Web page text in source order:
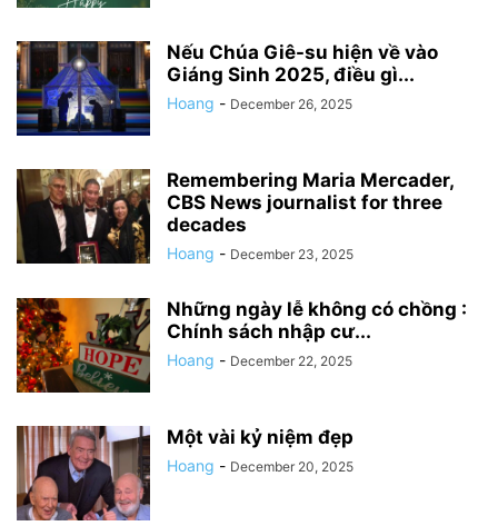
Nếu Chúa Giê-su hiện về vào
Giáng Sinh 2025, điều gì...
Hoang - December 26, 2025
Remembering Maria Mercader,
CBS News journalist for three
decades
Hoang - December 23, 2025
Những ngày lễ không có chồng :
Chính sách nhập cư...
Hoang - December 22, 2025
Một vài kỷ niệm đẹp
Hoang - December 20, 2025